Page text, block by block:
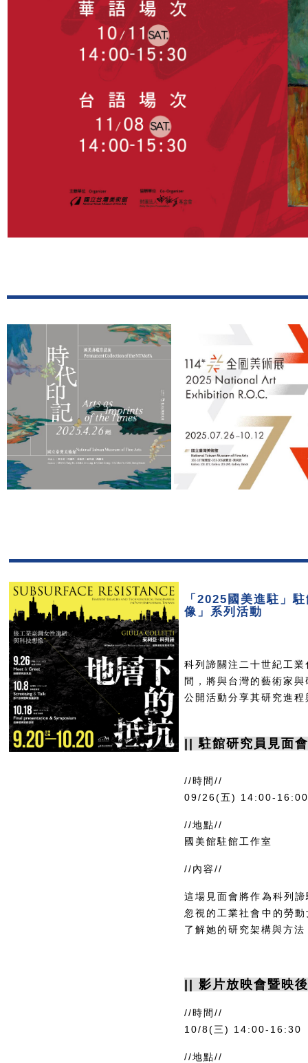
「2025國美進駐」
像」系列活動
科列諦關注二十世紀工
間，將與台灣的藝術家
公開活動分享其研究進
|| 駐館研究員見面
//時間//
09/26(五) 14:00-16:00
//地點//
國美館駐館工作室
//內容//
這場見面會將作為科列
忽視的工業社會中的勞
了解她的研究架構與方
|| 影片放映會暨映
//時間//
10/8(三) 14:00-16:30
//地點//